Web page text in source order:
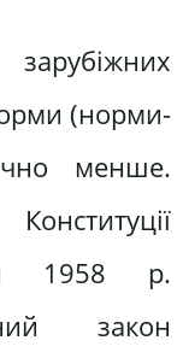
(норми-
менше.
1958 р.
закон